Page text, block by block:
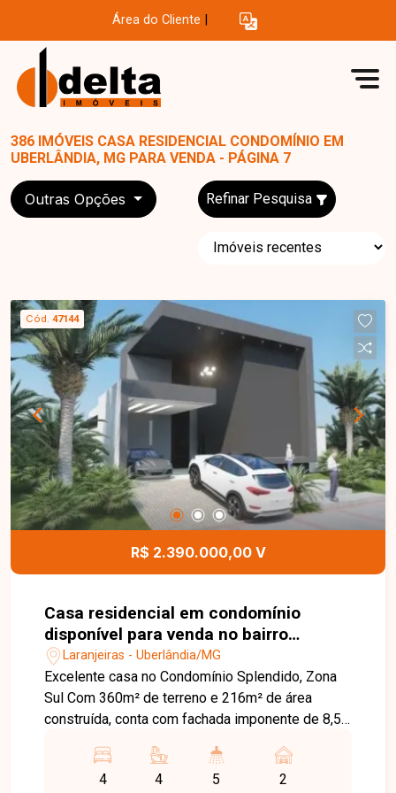
Área do Cliente
386 IMÓVEIS CASA RESIDENCIAL CONDOMÍNIO EM
UBERLÂNDIA, MG PARA VENDA - PÁGINA 7
Outras Opções Refinar Pesquisa
Cód. 47144
R$ 2.390.000,00 V
Casa residencial em condomínio
disponível para venda no bairro
Laranjeiras em Uberlândia-MG.
Laranjeiras - Uberlândia/MG
Excelente casa no Condomínio Splendido, Zona
Sul Com 360m² de terreno e 216m² de área
construída, conta com fachada imponente de 8,5
metros. Possui 4 suítes, sendo a master com
amplo closet, e uma suíte com possibilidade de
4 4 5 2